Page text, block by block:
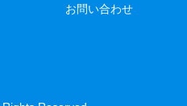
お問い合わせ